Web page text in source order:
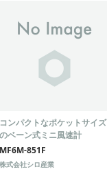
コンパクトなポケットサイズ
のベーン式ミニ風速計
MF6M-851F
株式会社シロ産業